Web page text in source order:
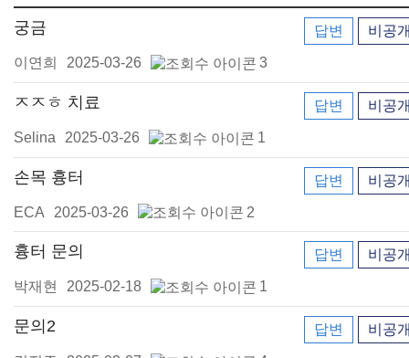
궁금 답변 비공
이연희 2025-03-26 3
ㅈㅈㅎ 치료 답변 비공
Selina 2025-03-26 1
손목 흉터 답변 비공
ECA 2025-03-26 2
흉터 문의 답변 비공
박재현 2025-02-18 1
문의2 답변 비공